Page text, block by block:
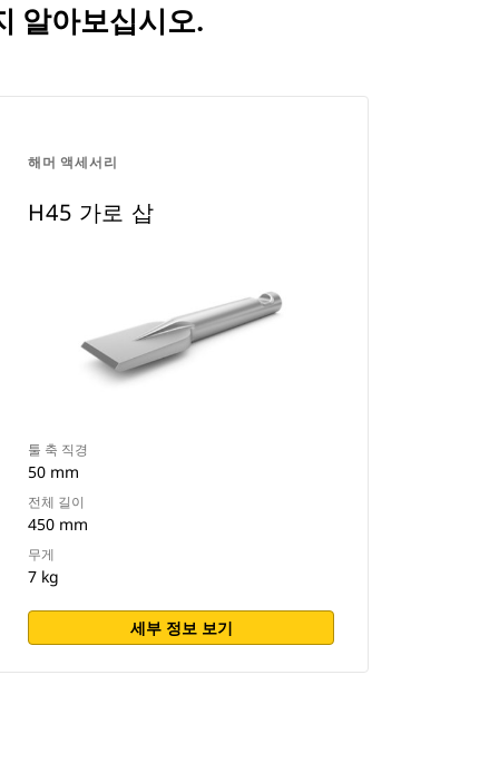
알아보십시오.
해머 액세서리
H45 가로 삽
툴 축 직경
50 mm
전체 길이
450 mm
무게
7 kg
세부 정보 보기